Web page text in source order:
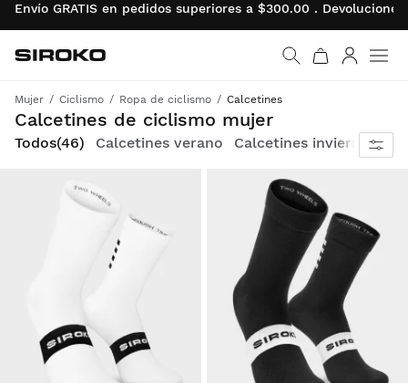
Envío GRATIS en pedidos superiores a $300.00 . Devoluciones
Ir a la página de inicio
Siroko.com
Mujer Ciclismo Ropa de ciclismo Calcetines
Calcetines de ciclismo mujer
Cada detalle cuenta cuando la exigencia y la pasión convergen sobre una bicicleta.
Todos(46) Calcetines verano Calcetines invierno